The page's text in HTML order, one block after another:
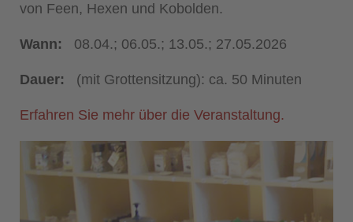
von Feen, Hexen und Kobolden.
Wann: 08.04.; 06.05.; 13.05.; 27.05.2026
Dauer: (mit Grottensitzung): ca. 50 Minuten
Erfahren Sie mehr über die Veranstaltung.